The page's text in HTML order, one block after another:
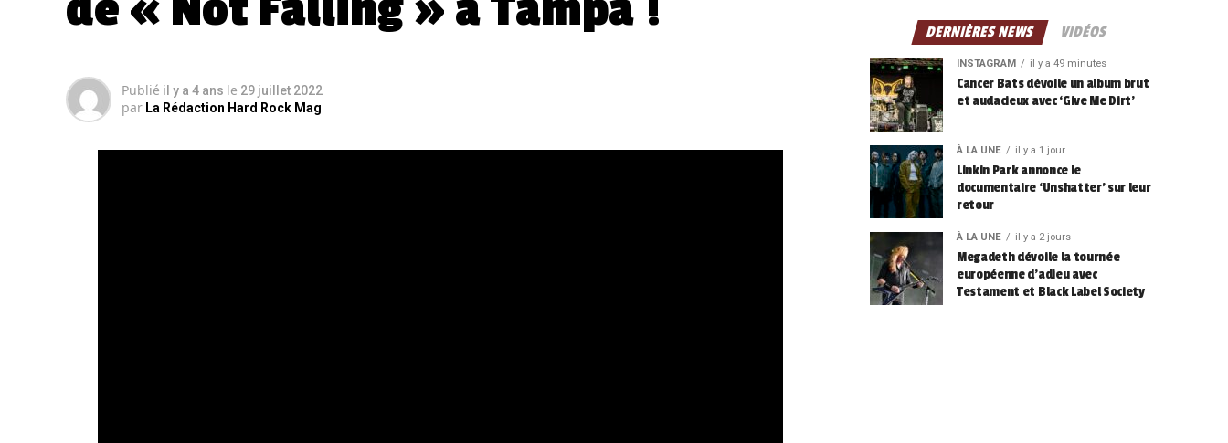
Publié il y a 4 ans le 29 juillet 2022
par La Rédaction Hard Rock Mag
DERNIÈRES NEWS VIDÉOS
INSTAGRAM il y a 49 minutes
Cancer Bats dévoile un album brut
et audacieux avec ‘Give Me Dirt’
À LA UNE il y a 1 jour
Linkin Park annonce le
documentaire ‘Unshatter’ sur leur
retour
À LA UNE il y a 2 jours
Megadeth dévoile la tournée
européenne d’adieu avec
Testament et Black Label Society